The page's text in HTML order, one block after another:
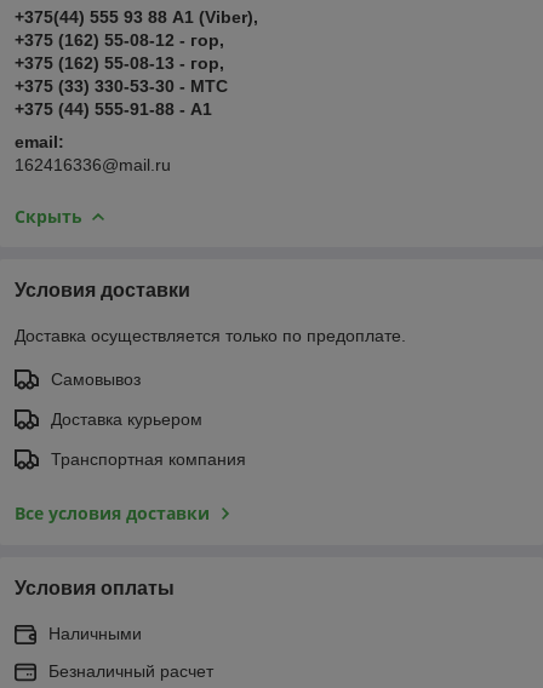
+375(44) 555 93 88 А1 (Viber),
+375 (162) 55-08-12 - гор,
+375 (162) 55-08-13 - гор,
+375 (33) 330-53-30 - МТС
+375 (44) 555-91-88 - А1
email:
162416336@mail.ru
Скрыть
Условия доставки
Доставка осуществляется только по предоплате.
Самовывоз
Доставка курьером
Транспортная компания
Все условия доставки
Условия оплаты
Наличными
Безналичный расчет